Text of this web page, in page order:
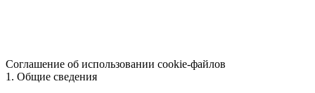
Соглашение об использовании cookie-файлов
1. Общие сведения